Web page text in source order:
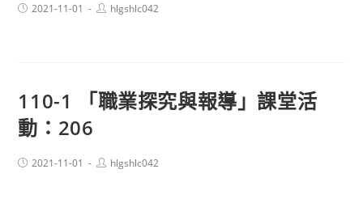
Post2021-11-01
Posthlgshlc042
110-1 「職業探究與報導」課堂活
動：206
Post2021-11-01
Posthlgshlc042